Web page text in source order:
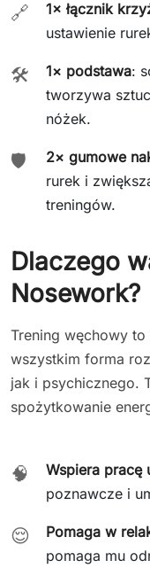
🔗 1× łącznik
ustawienie
🛠️ 1× podstawa:
tworzywa
nóżek.
🛡️ 2× gumowe
rurek i
treningów.
Dlaczego
Nosework?
Trening węchowy
wszystkim forma
jak i psychicznego.
spożytkowanie
🧠 Wspiera pracę
poznawcze i
😌 Pomaga w
pomaga mu